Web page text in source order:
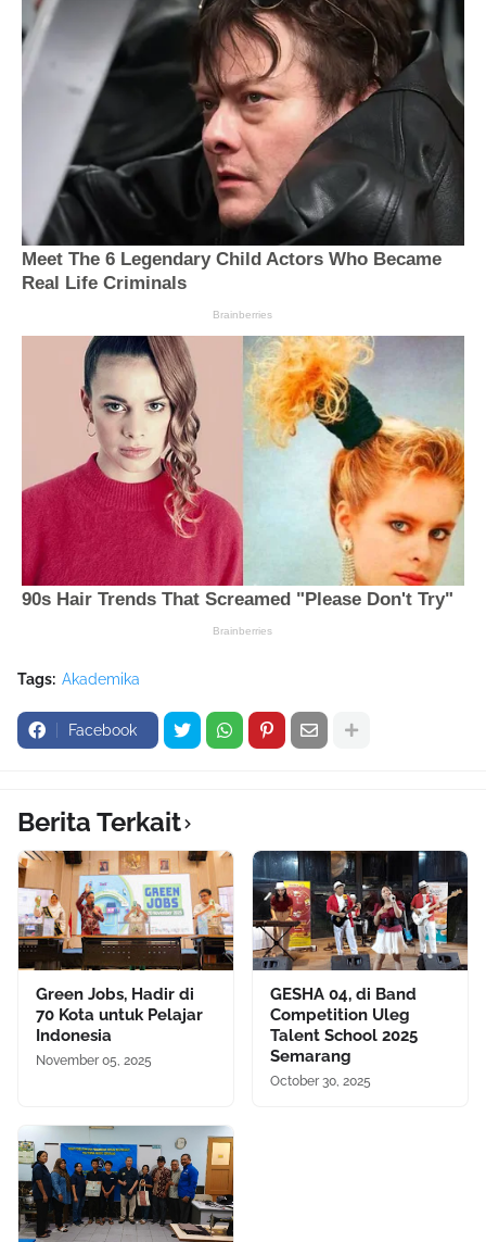
Tags: Akademika
Facebook
Berita Terkait
Green Jobs, Hadir di
70 Kota untuk Pelajar
Indonesia
November 05, 2025
GESHA 04, di Band
Competition Uleg
Talent School 2025
Semarang
October 30, 2025